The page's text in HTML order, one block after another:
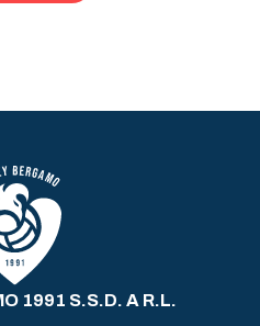
1991 S.S.D. A R.L.